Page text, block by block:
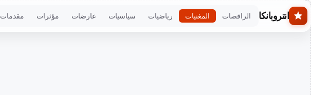
Skip to main content
انتروبانكا الراقصات المغنيات رياضيات سياسيات عارضات مؤثرات مقدمات